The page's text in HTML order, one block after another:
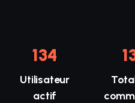
156
Utilisateur
actif